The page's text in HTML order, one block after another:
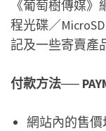
商店政策
《葡萄樹傳媒
程光碟／
記及一些寄賣產
付款方法──
網站內的售